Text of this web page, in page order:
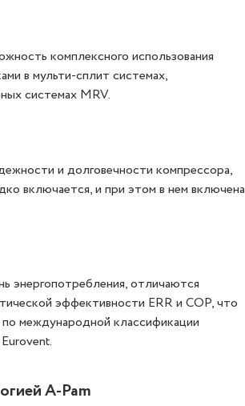
комплексного использования
в мульти-сплит системах,
системах MRV.
и долговечности компрессора,
включается, и при этом в нем включена
энергопотребления, отличаются
эффективности ERR и COP, что
международной классификации
A-Pam